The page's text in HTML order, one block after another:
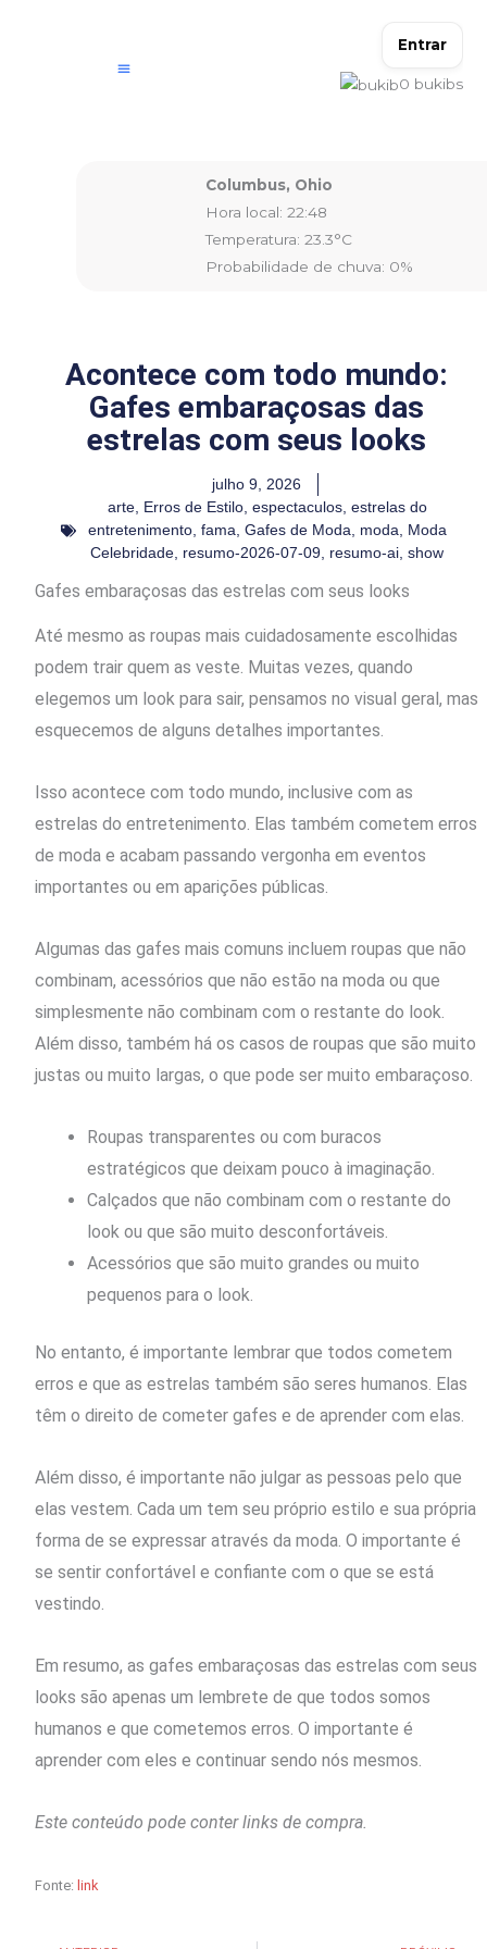
Entrar
0 bukibs
Columbus, Ohio
Hora local: 22:48
Temperatura: 23.3°C
Probabilidade de chuva: 0%
Acontece com todo mundo:
Gafes embaraçosas das
estrelas com seus looks
julho 9, 2026
arte, Erros de Estilo, espectaculos, estrelas do
entretenimento, fama, Gafes de Moda, moda, Moda
Celebridade, resumo-2026-07-09, resumo-ai, show
Gafes embaraçosas das estrelas com seus looks
Até mesmo as roupas mais cuidadosamente escolhidas
podem trair quem as veste. Muitas vezes, quando
elegemos um look para sair, pensamos no visual geral, mas
esquecemos de alguns detalhes importantes.
Isso acontece com todo mundo, inclusive com as
estrelas do entretenimento. Elas também cometem erros
de moda e acabam passando vergonha em eventos
importantes ou em aparições públicas.
Algumas das gafes mais comuns incluem roupas que não
combinam, acessórios que não estão na moda ou que
simplesmente não combinam com o restante do look.
Além disso, também há os casos de roupas que são muito
justas ou muito largas, o que pode ser muito embaraçoso.
Roupas transparentes ou com buracos
estratégicos que deixam pouco à imaginação.
Calçados que não combinam com o restante do
look ou que são muito desconfortáveis.
Acessórios que são muito grandes ou muito
pequenos para o look.
No entanto, é importante lembrar que todos cometem
erros e que as estrelas também são seres humanos. Elas
têm o direito de cometer gafes e de aprender com elas.
Além disso, é importante não julgar as pessoas pelo que
elas vestem. Cada um tem seu próprio estilo e sua própria
forma de se expressar através da moda. O importante é
se sentir confortável e confiante com o que se está
vestindo.
Em resumo, as gafes embaraçosas das estrelas com seus
looks são apenas um lembrete de que todos somos
humanos e que cometemos erros. O importante é
aprender com eles e continuar sendo nós mesmos.
Este conteúdo pode conter links de compra.
Fonte: link